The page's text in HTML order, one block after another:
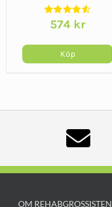
tumstöd
574 kr
Köp
OM REHABGROSSISTEN